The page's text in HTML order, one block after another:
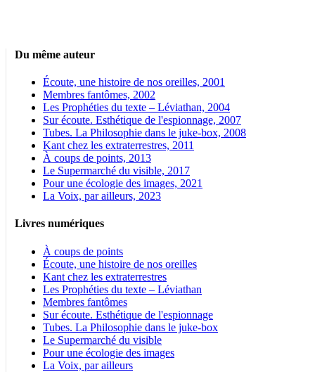
Du même auteur
Écoute, une histoire de nos oreilles, 2001
Membres fantômes, 2002
Les Prophéties du texte – Léviathan, 2004
Sur écoute. Esthétique de l'espionnage, 2007
Tubes. La Philosophie dans le juke-box, 2008
Kant chez les extraterrestres, 2011
À coups de points, 2013
Le Supermarché du visible, 2017
Pour une écologie des images, 2021
La Voix, par ailleurs, 2023
Livres numériques
À coups de points
Écoute, une histoire de nos oreilles
Kant chez les extraterrestres
Les Prophéties du texte – Léviathan
Membres fantômes
Sur écoute. Esthétique de l'espionnage
Tubes. La Philosophie dans le juke-box
Le Supermarché du visible
Pour une écologie des images
La Voix, par ailleurs